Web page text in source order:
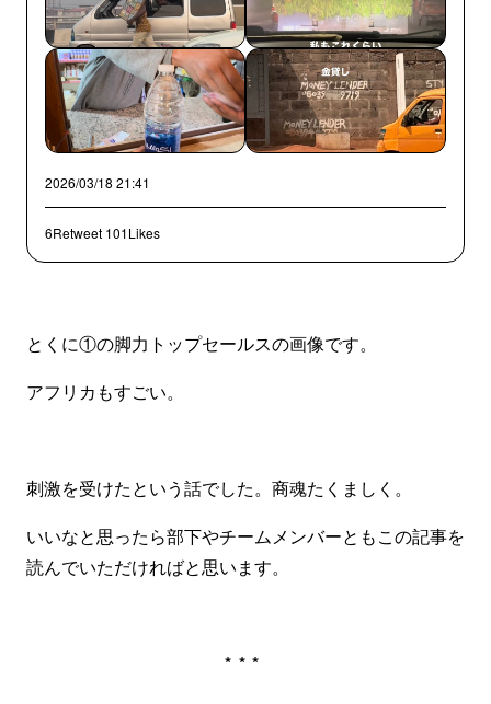
2026/03/18 21:41
6Retweet 101Likes
とくに①の脚力トップセールスの画像です。
アフリカもすごい。
刺激を受けたという話でした。商魂たくましく。
いいなと思ったら部下やチームメンバーともこの記事を
読んでいただければと思います。
***